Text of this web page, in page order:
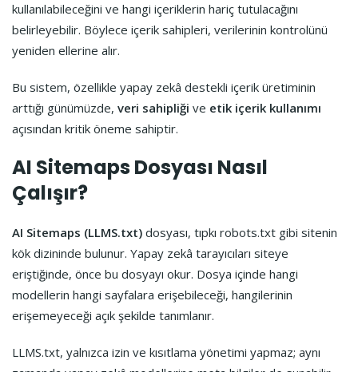
kullanılabileceğini ve hangi içeriklerin hariç tutulacağını
belirleyebilir. Böylece içerik sahipleri, verilerinin kontrolünü
yeniden ellerine alır.
Bu sistem, özellikle yapay zekâ destekli içerik üretiminin
arttığı günümüzde, veri sahipliği ve etik içerik kullanımı
açısından kritik öneme sahiptir.
AI Sitemaps Dosyası Nasıl
Çalışır?
AI Sitemaps (LLMS.txt) dosyası, tıpkı robots.txt gibi sitenin
kök dizininde bulunur. Yapay zekâ tarayıcıları siteye
eriştiğinde, önce bu dosyayı okur. Dosya içinde hangi
modellerin hangi sayfalara erişebileceği, hangilerinin
erişemeyeceği açık şekilde tanımlanır.
LLMS.txt, yalnızca izin ve kısıtlama yönetimi yapmaz; aynı